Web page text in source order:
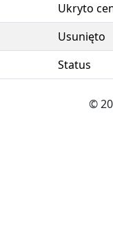
Ukryto
Usunięto
Status
©